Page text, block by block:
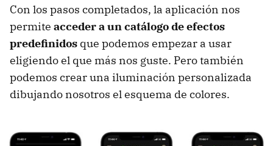
Con los pasos completados, la aplicación nos
permite acceder a un catálogo de efectos
predefinidos que podemos empezar a usar
eligiendo el que más nos guste. Pero también
podemos crear una iluminación personalizada
dibujando nosotros el esquema de colores.